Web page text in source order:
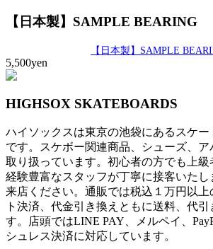
【日本製】SAMPLE BEARING
【日本製】SAMPLE
5,500yen
HIGHSOX SKATEBOARDS
ハイソックスは東京の池袋にあるスケ
です。スケボー関連商品、シューズ、ア
取り扱っています。初心者の方でも上
経験豊富なスタッフが丁寧に接客いた
来店ください。通販では税込１万円以上
ト決済、代金引き換えともに送料、代
す。店頭ではLINE PAY、メルペイ、
シュレス決済に対応しています。